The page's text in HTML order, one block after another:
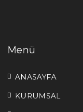
Menü
ANASAYFA
KURUMSAL